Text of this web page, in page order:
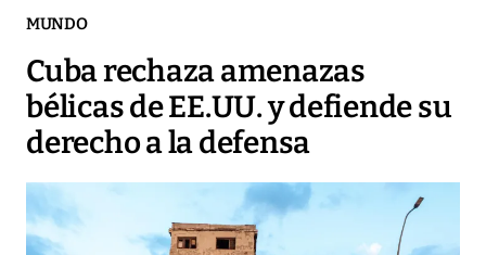
MUNDO
Cuba rechaza amenazas
bélicas de EE.UU. y defiende su
derecho a la defensa